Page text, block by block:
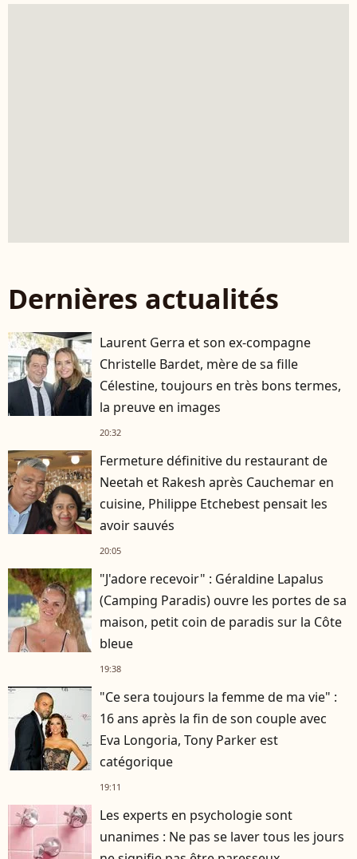
Dernières actualités
Laurent Gerra et son ex-compagne
Christelle Bardet, mère de sa fille
Célestine, toujours en très bons termes,
la preuve en images
20:32
Fermeture définitive du restaurant de
Neetah et Rakesh après Cauchemar en
cuisine, Philippe Etchebest pensait les
avoir sauvés
20:05
"J'adore recevoir" : Géraldine Lapalus
(Camping Paradis) ouvre les portes de sa
maison, petit coin de paradis sur la Côte
bleue
19:38
"Ce sera toujours la femme de ma vie" :
16 ans après la fin de son couple avec
Eva Longoria, Tony Parker est
catégorique
19:11
Les experts en psychologie sont
unanimes : Ne pas se laver tous les jours